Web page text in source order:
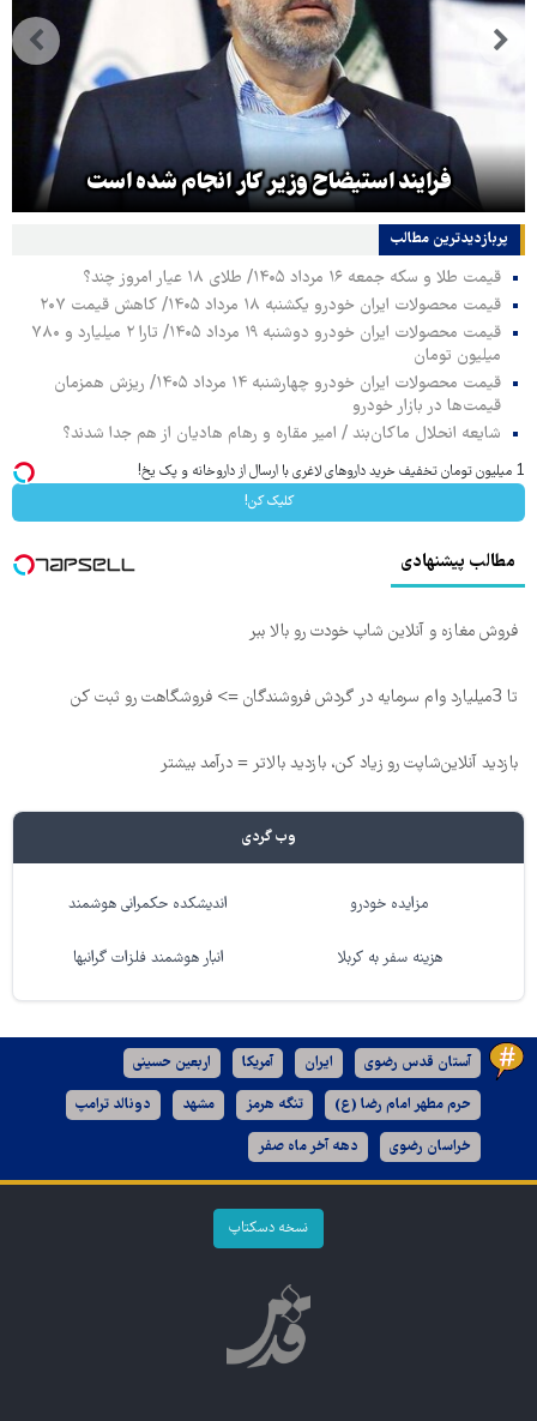
فرایند استیضاح وزیر کار انجام شده است
پربازدیدترین‌ مطالب
قیمت طلا و سکه جمعه ۱۶ مرداد ۱۴۰۵/ طلای ۱۸ عیار امروز چند؟
قیمت محصولات ایران خودرو یکشنبه ۱۸ مرداد ۱۴۰۵/ کاهش قیمت ۲۰۷
قیمت محصولات ایران خودرو دوشنبه ۱۹ مرداد ۱۴۰۵/ تارا ۲ میلیارد و ۷۸۰
میلیون تومان
قیمت محصولات ایران خودرو چهارشنبه ۱۴ مرداد ۱۴۰۵/ ریزش همزمان
قیمت‌ها در بازار خودرو
شایعه انحلال ماکان‌بند / امیر مقاره و رهام هادیان از هم جدا شدند؟
1 میلیون تومان تخفیف خرید داروهای لاغری با ارسال از داروخانه و پک یخ!
کلیک کن!
مطالب پیشنهادی
فروش مغازه و آنلاین شاپ خودت رو بالا ببر
تا 3میلیارد وام سرمایه در گردش فروشندگان => فروشگاهت رو ثبت کن
بازدید آنلاین‌شاپت رو زیاد کن، بازدید بالاتر = درآمد بیشتر
وب گردی
مزایده خودرو اندیشکده حکمرانی هوشمند
هزینه سفر به کربلا انبار هوشمند فلزات گرانبها
آستان قدس رضوی ایران آمریکا اربعین حسینی
حرم مطهر امام رضا (ع) تنگه هرمز مشهد دونالد ترامپ
خراسان رضوی دهه آخر ماه صفر
نسخه دسکتاپ